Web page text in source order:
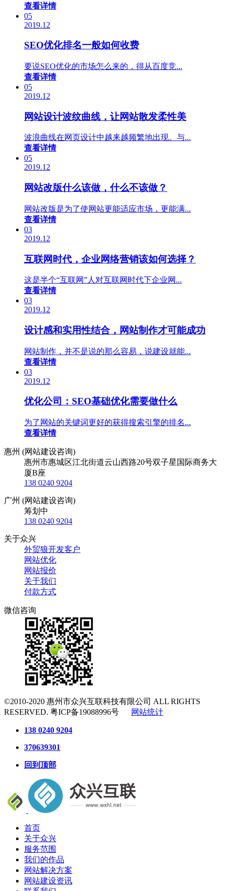
查看详情
05
2019.12
SEO优化排名一般如何收费
要说SEO优化的市场怎么来的，得从百度竞...
查看详情
05
2019.12
网站设计波纹曲线，让网站散发柔性美
波浪曲线在网页设计中越来越频繁地出现。与...
查看详情
05
2019.12
网站改版什么该做，什么不该做？
网站改版是为了使网站更能适应市场，更能满...
查看详情
03
2019.12
互联网时代，企业网络营销该如何选择？
这是半个“互联网”人对互联网时代下企业网...
查看详情
03
2019.12
设计感和实用性结合，网站制作才可能成功
网站制作，并不是说的那么容易，说建设就能...
查看详情
03
2019.12
优化公司：SEO基础优化需要做什么
为了网站的关键词更好的获得搜索引擎的排名...
查看详情
惠州 (网站建设咨询)
惠州市惠城区江北街道云山西路20号双子星国际商务大
厦B座
138 0240 9204
广州 (网站建设咨询)
筹划中
138 0240 9204
关于众兴
外贸狼开发客户
网站优化
网站报价
关于我们
付款方式
微信咨询
©2010-2020 惠州市众兴互联科技有限公司 ALL RIGHTS
RESERVED. 粤ICP备19088996号 网站统计
138 0240 9204
370639301
回到顶部
首页
关于众兴
服务范围
我们的作品
网站解决方案
网站建设资讯